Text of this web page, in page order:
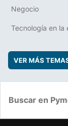
Negocio
Tecnología en la
VER MÁS